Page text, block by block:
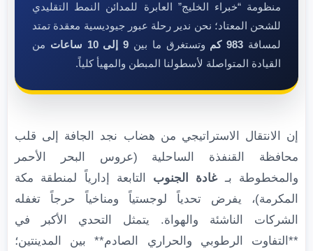
منظومة “خبراء الخليج” العابرة للمدائن النمط التقليدي
للشحن المعتاد؛ نحن ندير رحلة عبور جيوديسية معقدة تمتد
لمسافة 983 كم وتستغرق ما بين 9 إلى 10 ساعات
من
القيادة المتواصلة لأسطولنا المبطن والمهيأ كلياً.
إن الانتقال الاستراتيجي من هضاب نجد الجافة إلى قلب
محافظة القنفذة الساحلية (عروس البحر الأحمر
والمخطوطة بـ غادة الجنوب التابعة إدارياً لمنطقة مكة
المكرمة)، يفرض تحدياً لوجستياً ومناخياً حرجاً تغفله
الشركات الناشئة والهواة. يتمثل التحدي الأكبر في
**التفاوت الرطوبي والحراري الصادم** بين المدينتين؛